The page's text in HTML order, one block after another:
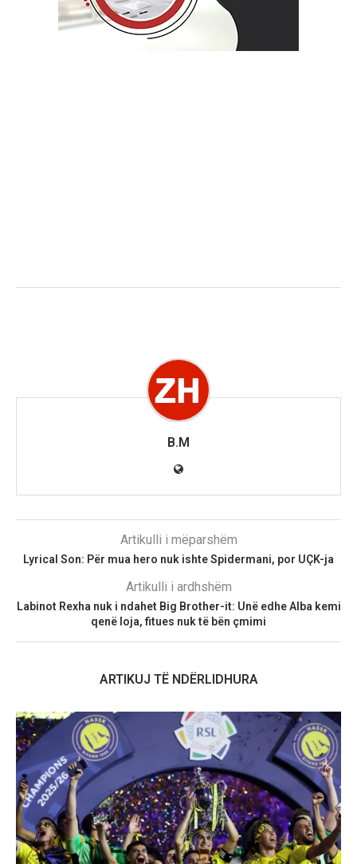
B.M
Artikulli i mëparshëm
Lyrical Son: Për mua hero nuk ishte Spidermani, por UÇK-ja
Artikulli i ardhshëm
Labinot Rexha nuk i ndahet Big Brother-it: Unë edhe Alba kemi
qenë loja, fitues nuk të bën çmimi
ARTIKUJ TË NDËRLIDHURA